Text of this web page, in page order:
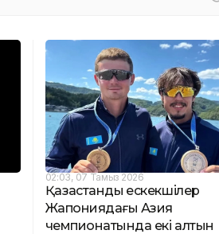
02:03, 07 Тамыз 2026
Қазақстандық ескекшілер
Жапониядағы Азия
чемпионатында екі алтын